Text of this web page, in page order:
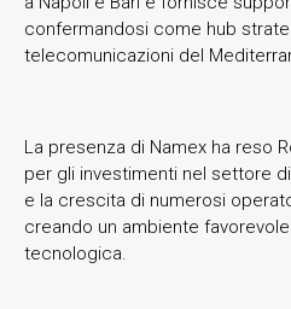
confermandosi come hub
telecomunicazioni del
La presenza di Namex ha reso
per gli investimenti nel settore
e la crescita di numerosi
creando un ambiente favorevole
tecnologica.